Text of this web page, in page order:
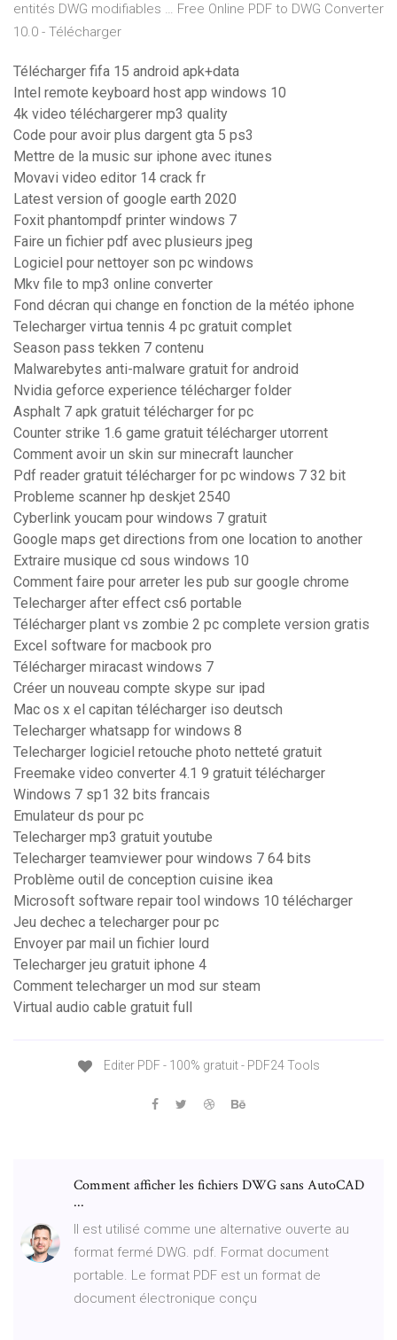
entités DWG modifiables … Free Online PDF to DWG Converter
10.0 - Télécharger
Télécharger fifa 15 android apk+data
Intel remote keyboard host app windows 10
4k video téléchargerer mp3 quality
Code pour avoir plus dargent gta 5 ps3
Mettre de la music sur iphone avec itunes
Movavi video editor 14 crack fr
Latest version of google earth 2020
Foxit phantompdf printer windows 7
Faire un fichier pdf avec plusieurs jpeg
Logiciel pour nettoyer son pc windows
Mkv file to mp3 online converter
Fond décran qui change en fonction de la météo iphone
Telecharger virtua tennis 4 pc gratuit complet
Season pass tekken 7 contenu
Malwarebytes anti-malware gratuit for android
Nvidia geforce experience télécharger folder
Asphalt 7 apk gratuit télécharger for pc
Counter strike 1.6 game gratuit télécharger utorrent
Comment avoir un skin sur minecraft launcher
Pdf reader gratuit télécharger for pc windows 7 32 bit
Probleme scanner hp deskjet 2540
Cyberlink youcam pour windows 7 gratuit
Google maps get directions from one location to another
Extraire musique cd sous windows 10
Comment faire pour arreter les pub sur google chrome
Telecharger after effect cs6 portable
Télécharger plant vs zombie 2 pc complete version gratis
Excel software for macbook pro
Télécharger miracast windows 7
Créer un nouveau compte skype sur ipad
Mac os x el capitan télécharger iso deutsch
Telecharger whatsapp for windows 8
Telecharger logiciel retouche photo netteté gratuit
Freemake video converter 4.1 9 gratuit télécharger
Windows 7 sp1 32 bits francais
Emulateur ds pour pc
Telecharger mp3 gratuit youtube
Telecharger teamviewer pour windows 7 64 bits
Problème outil de conception cuisine ikea
Microsoft software repair tool windows 10 télécharger
Jeu dechec a telecharger pour pc
Envoyer par mail un fichier lourd
Telecharger jeu gratuit iphone 4
Comment telecharger un mod sur steam
Virtual audio cable gratuit full
Editer PDF - 100% gratuit - PDF24 Tools
Comment afficher les fichiers DWG sans AutoCAD
...
Il est utilisé comme une alternative ouverte au
format fermé DWG. pdf. Format document
portable. Le format PDF est un format de
document électronique conçu